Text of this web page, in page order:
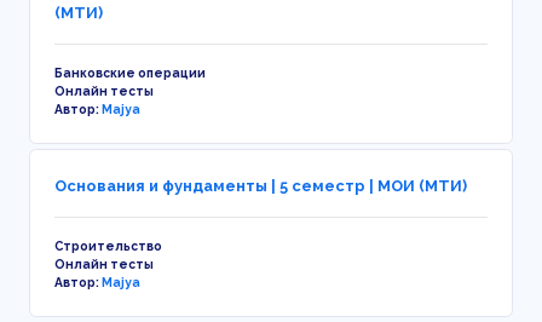
(МТИ)
Банковские операции
Онлайн тесты
Автор:Majya
Основания и фундаменты | 5 семестр | МОИ (МТИ)
Строительство
Онлайн тесты
Автор:Majya